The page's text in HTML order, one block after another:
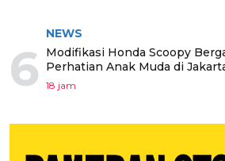
6
NEWS
Modifikasi Honda Scoopy
Perhatian Anak Muda di
18 jam